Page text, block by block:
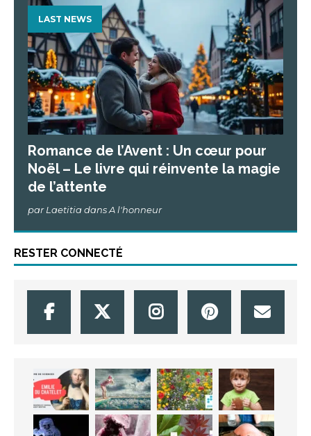
LAST NEWS
Romance de l’Avent : Un cœur pour
Noël – Le livre qui réinvente la magie
de l’attente
par Laetitia dans A l'honneur
RESTER CONNECTÉ